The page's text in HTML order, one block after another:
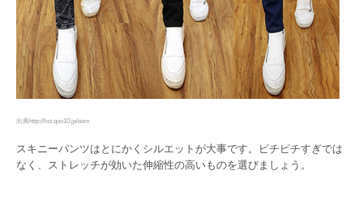
出典http://list.qoo10.jp/item
スキニーパンツはとにかくシルエットが大事です。ピチピチすぎでは
なく、ストレッチが効いた伸縮性の高いものを選びましょう。